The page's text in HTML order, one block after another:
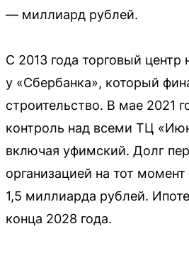
— миллиард рублей.
С 2013 года торговый центр
у «Сбербанка», который
строительство. В мае 2021
контроль над всеми ТЦ
включая уфимский. Долг
организацией на тот
1,5 миллиарда рублей.
конца 2028 года.